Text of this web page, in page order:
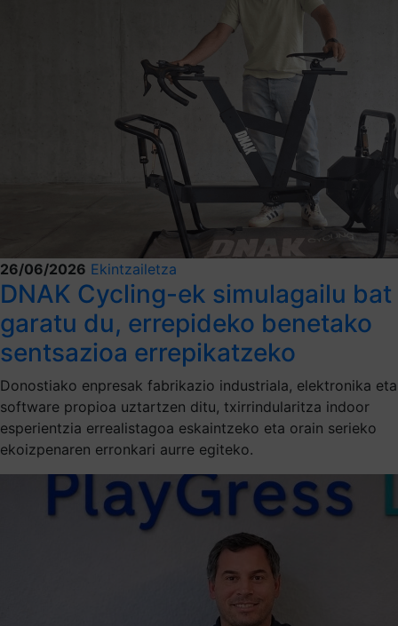
26/06/2026 Ekintzailetza
DNAK Cycling-ek simulagailu bat
garatu du, errepideko benetako
sentsazioa errepikatzeko
Donostiako enpresak fabrikazio industriala, elektronika eta
software propioa uztartzen ditu, txirrindularitza indoor
esperientzia errealistagoa eskaintzeko eta orain serieko
ekoizpenaren erronkari aurre egiteko.